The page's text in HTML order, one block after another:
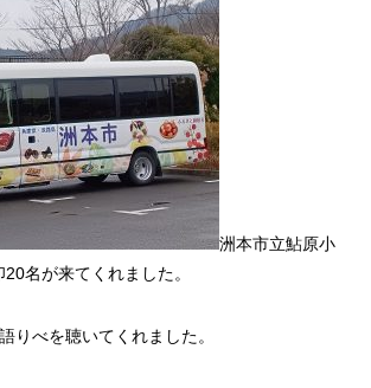
洲本市立鮎原小
名が来てくれました。
りべを聴いてくれました。